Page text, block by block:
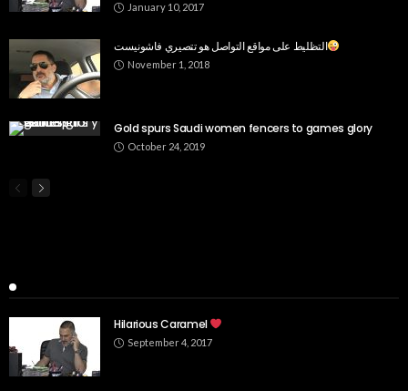
January 10, 2017
التظليط على مواقع التواصل هو تتصيري فاشونيست
November 1, 2018
Gold spurs Saudi women fencers to games glory
October 24, 2019
Hilarious Caramel
September 4, 2017